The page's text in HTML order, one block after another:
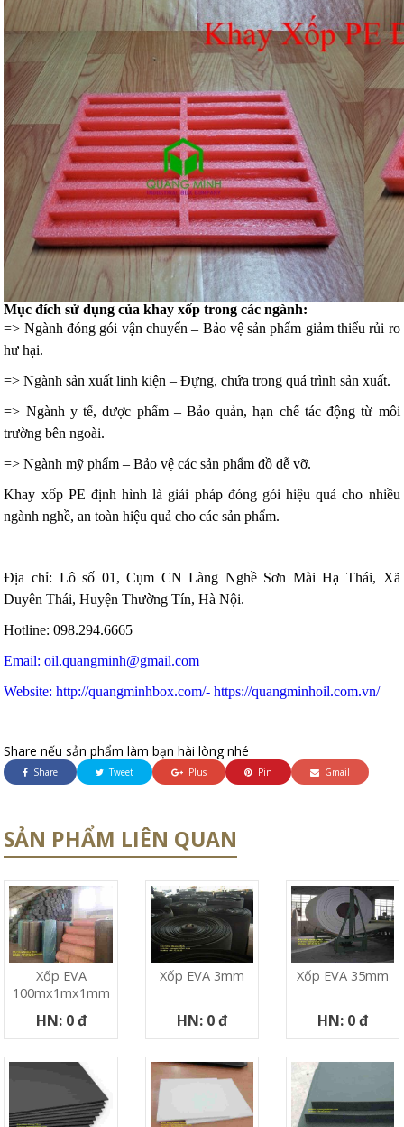
Mục đích sử dụng của khay xốp trong các ngành:
=> Ngành đóng gói vận chuyển – Bảo vệ sản phẩm giảm thiểu rủi ro
hư hại.
=> Ngành sản xuất linh kiện – Đựng, chứa trong quá trình sản xuất.
=> Ngành y tế, dược phẩm – Bảo quản, hạn chế tác động từ môi
trường bên ngoài.
=> Ngành mỹ phẩm – Bảo vệ các sản phẩm đồ dễ vỡ.
Khay xốp PE định hình là giải pháp đóng gói hiệu quả cho nhiều
ngành nghề, an toàn hiệu quả cho các sản phẩm.
Địa chỉ: Lô số 01, Cụm CN Làng Nghề Sơn Mài Hạ Thái, Xã
Duyên Thái, Huyện Thường Tín, Hà Nội.
Hotline: 098.294.6665
Email: oil.quangminh@gmail.com
Website: http://quangminhbox.com/- https://quangminhoil.com.vn/
Share nếu sản phẩm làm bạn hài lòng nhé
Share Tweet Plus Pin Gmail
SẢN PHẨM LIÊN QUAN
Xốp EVA
100mx1mx1mm
HN: 0 đ
Xốp EVA 3mm
HN: 0 đ
Xốp EVA 35mm
HN: 0 đ